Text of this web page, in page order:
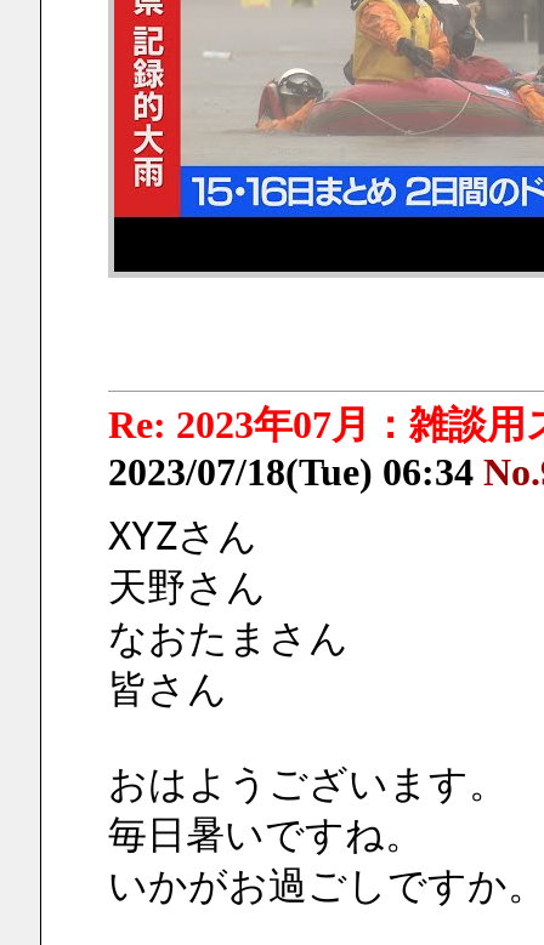
Re: 2023年07月：雑談
2023/07/18(Tue) 06:34
XYZさん
天野さん
なおたまさん
皆さん
おはようございます。
毎日暑いですね。
いかがお過ごしですか